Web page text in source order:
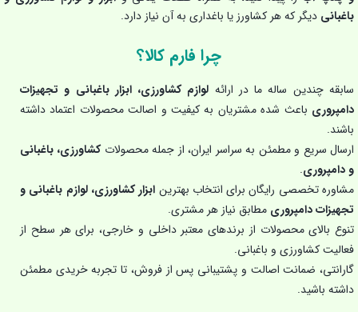
باغبانی دیگر که هر کشاورز یا باغداری به آن نیاز دارد.
چرا فارم کالا؟
سابقه چندین ساله ما در ارائه لوازم کشاورزی، ابزار باغبانی و تجهیزات
دامپروری باعث شده مشتریان به کیفیت و اصالت محصولات اعتماد داشته
باشند.
ارسال سریع و مطمئن به سراسر ایران، از جمله محصولاتکشاورزی، باغبانی
و دامپروری.
مشاوره تخصصی رایگان برای انتخاب بهترین ابزار کشاورزی، لوازم باغبانی و
تجهیزات دامپروری مطابق نیاز هر مشتری.
تنوع بالای محصولات از برندهای معتبر داخلی و خارجی، برای هر سطح از
فعالیت کشاورزی و باغبانی.
گارانتی، ضمانت اصالت و پشتیبانی پس از فروش، تا تجربه خریدی مطمئن
داشته باشید.